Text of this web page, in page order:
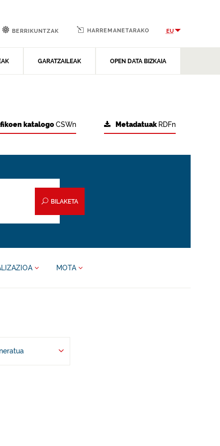
GARATZAILEAK OPEN DATA BIZKAIA
BERRIKUNTZAK HARREMANETARAKO EU
Metadatuak RDFn
katalogoCSWn
BILAKETA
MOTA